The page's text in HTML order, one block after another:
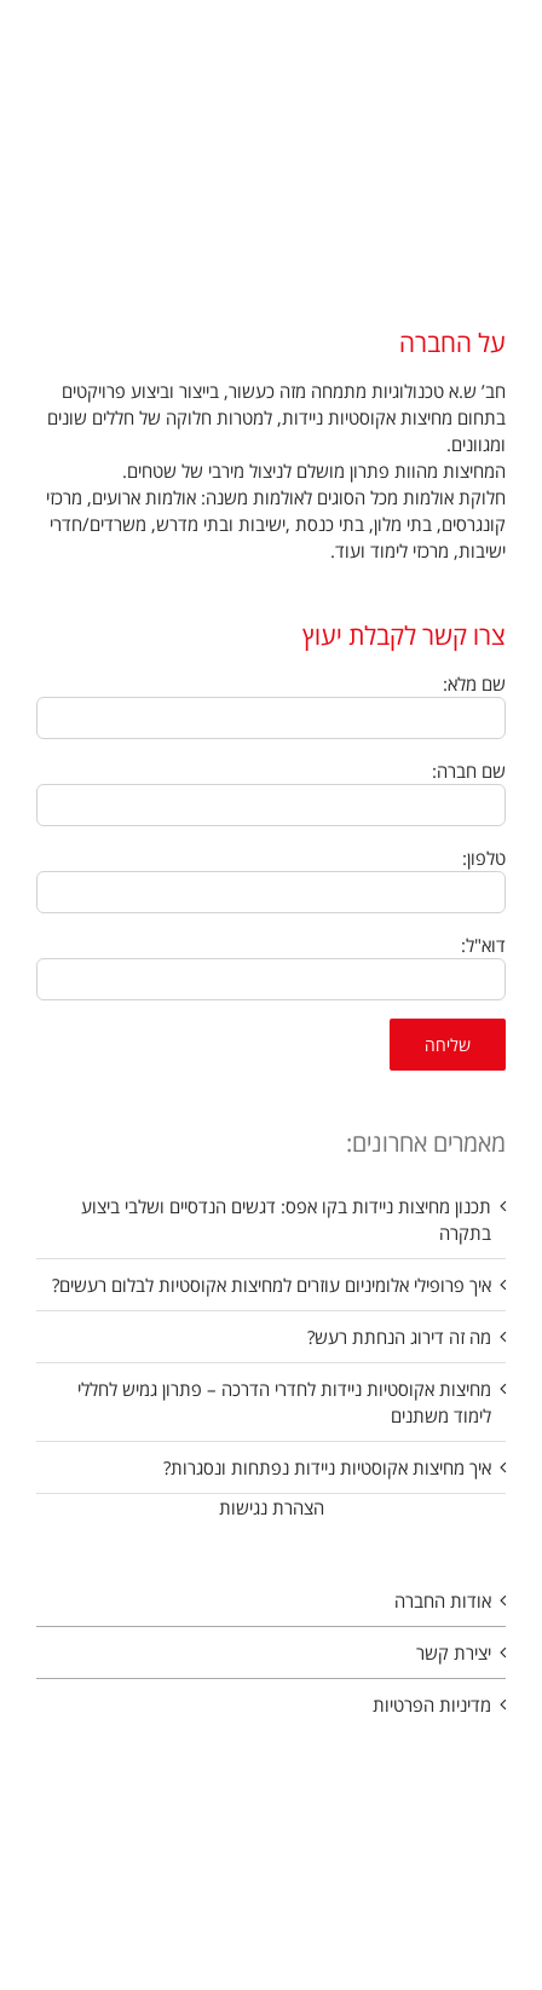
על החברה
חב’ ש.א טכנולוגיות מתמחה מזה כעשור, בייצור וביצוע פרויקטים
בתחום מחיצות אקוסטיות ניידות, למטרות חלוקה של חללים שונים
ומגוונים.
המחיצות מהוות פתרון מושלם לניצול מירבי של שטחים.
חלוקת אולמות מכל הסוגים לאולמות משנה: אולמות ארועים, מרכזי
קונגרסים, בתי מלון, בתי כנסת ,ישיבות ובתי מדרש, משרדים/חדרי
ישיבות, מרכזי לימוד ועוד.
צרו קשר לקבלת יעוץ
שם מלא:
שם חברה:
טלפון:
דוא"ל:
מאמרים אחרונים:
תכנון מחיצות ניידות בקו אפס: דגשים הנדסיים ושלבי ביצוע
בתקרה
איך פרופילי אלומיניום עוזרים למחיצות אקוסטיות לבלום רעשים?
מה זה דירוג הנחתת רעש?
מחיצות אקוסטיות ניידות לחדרי הדרכה – פתרון גמיש לחללי
לימוד משתנים
איך מחיצות אקוסטיות ניידות נפתחות ונסגרות?
הצהרת נגישות
אודות החברה
יצירת קשר
מדיניות הפרטיות